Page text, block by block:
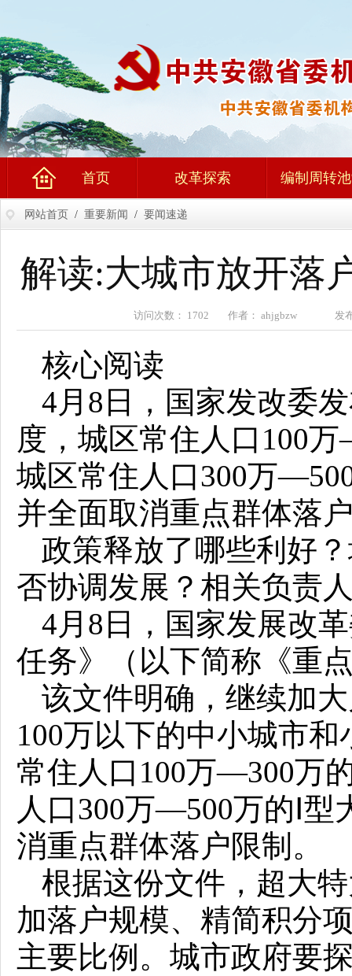
首页 改革探索 编制周转
网站首页 / 重要新闻 / 要闻速递
解读:大城市放开落
访问次数： 1702 作者： ahjgbzw 发布
核心阅读
4月8日，国家发改委
度，城区常住人口100
城区常住人口300万
并全面取消重点群体落
政策释放了哪些利好
否协调发展？相关负责
4月8日，国家发展改
任务》（以下简称《重
该文件明确，继续加
100万以下的中小城市
常住人口100万—300万
人口300万—500万的Ⅰ
消重点群体落户限制。
根据这份文件，超大
加落户规模、精简积分
主要比例。城市政府要